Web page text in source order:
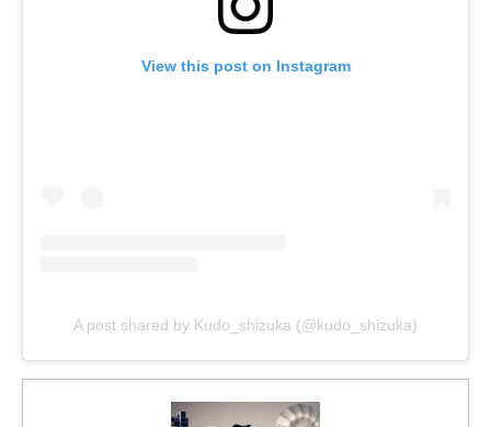
View this post on Instagram
A post shared by Kudo_shizuka (@kudo_shizuka)